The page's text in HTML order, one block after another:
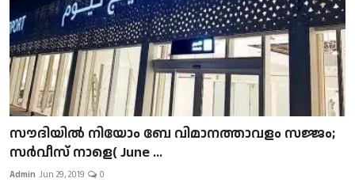
സൗദിയിൽ നിയോം ബേ വിമാനത്താവളം സജ്ജം;
സർവീസ് നാളെ( June ...
Admin Jun 29, 2019 0